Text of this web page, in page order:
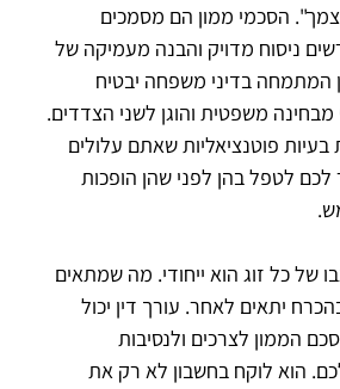
הסכמי ממון הם מסמכים
ניסוח מדויק והבנה מעמיקה של
המתמחה בדיני משפחה יבטיח
משפטית והוגן לשני הצדדים.
בעיות פוטנציאליות שאתם עלולים
לכם לטפל בהן לפני שהן הופכות
של כל זוג הוא ייחודי. מה שמתאים
יתאים לאחר. עורך דין יכול
הממון לצרכים ולנסיבות
הוא לוקח בחשבון לא רק את